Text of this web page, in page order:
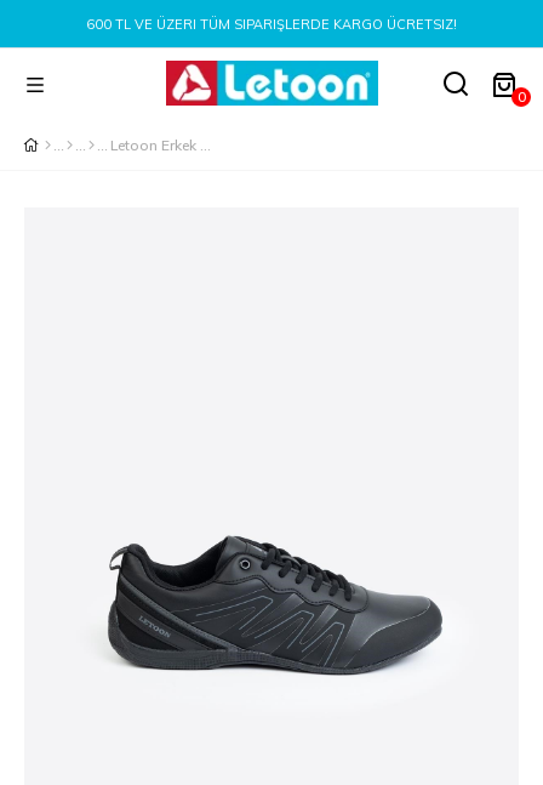
600 TL VE ÜZERI TÜM SIPARIŞLERDE KARGO ÜCRETSIZ!
0
Letoon Erkek Siyah Spor Ayakkabı - LTN4009